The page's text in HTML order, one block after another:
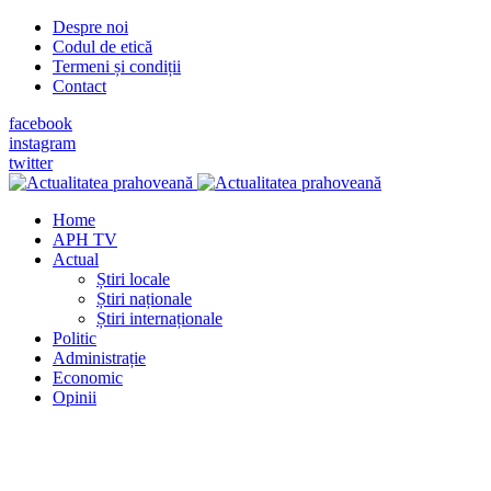
Despre noi
Codul de etică
Termeni și condiții
Contact
facebook
instagram
twitter
Home
APH TV
Actual
Știri locale
Știri naționale
Știri internaționale
Politic
Administrație
Economic
Opinii